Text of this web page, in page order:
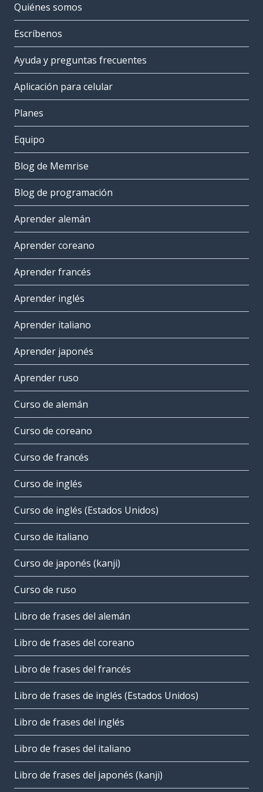
Quiénes somos
Escríbenos
Ayuda y preguntas frecuentes
Aplicación para celular
Planes
Equipo
Blog de Memrise
Blog de programación
Aprender alemán
Aprender coreano
Aprender francés
Aprender inglés
Aprender italiano
Aprender japonés
Aprender ruso
Curso de alemán
Curso de coreano
Curso de francés
Curso de inglés
Curso de inglés (Estados Unidos)
Curso de italiano
Curso de japonés (kanji)
Curso de ruso
Libro de frases del alemán
Libro de frases del coreano
Libro de frases del francés
Libro de frases de inglés (Estados Unidos)
Libro de frases del inglés
Libro de frases del italiano
Libro de frases del japonés (kanji)